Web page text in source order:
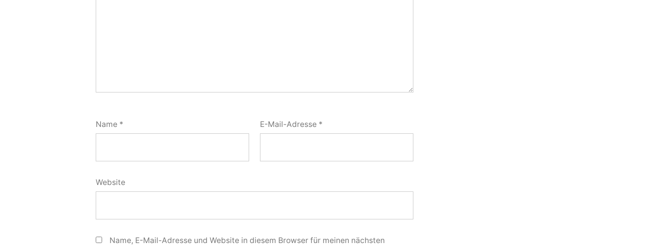
Name * E-Mail-Adresse *
Website
Name, E-Mail-Adresse und Website in diesem Browser für meinen nächsten